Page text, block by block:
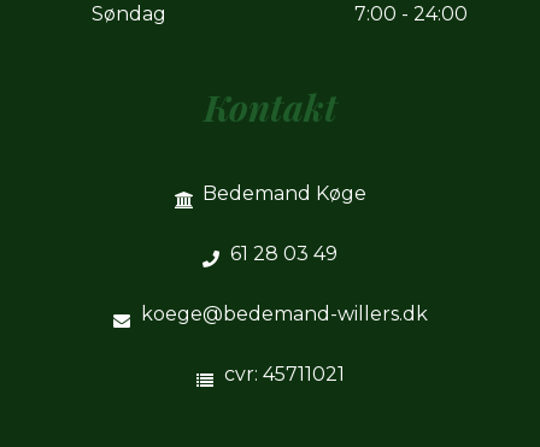
Søndag 7:00 - 24:00
Kontakt
Bedemand Køge
61 28 03 49
koege@bedemand-willers.dk
cvr: 45711021